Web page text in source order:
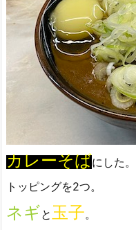
カレーそばにした。
トッピングを2つ。
ネギと 玉子。